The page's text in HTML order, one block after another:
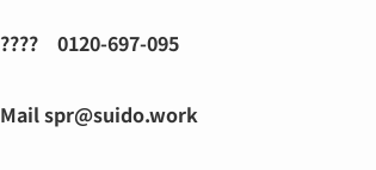
???? 0120-697-095
Mail spr@suido.work